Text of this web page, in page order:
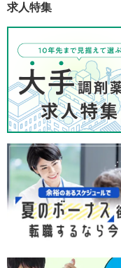
求人特集